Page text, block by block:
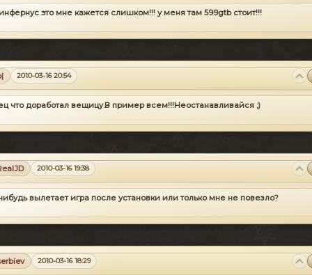
это мне кажется слишком!!! у меня там 599gtb стоит!!!
2010-03-16 20:54
что доработал вещицу.В пример всем!!!Неостанавливайся ;)
2010-03-16 19:38
вылетает игра после установки или только мне не повезло?
2010-03-16 18:29